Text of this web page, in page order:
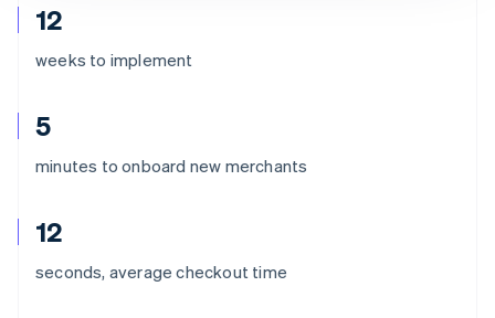
12
weeks to implement
5
minutes to onboard new merchants
12
seconds, average checkout time